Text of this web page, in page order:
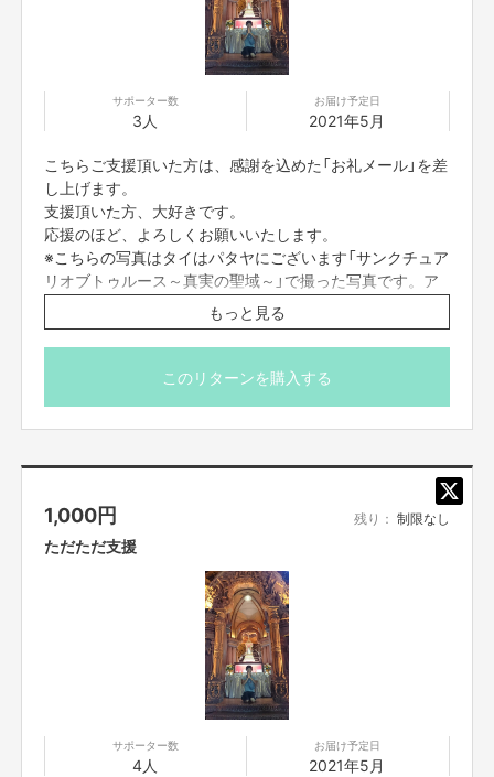
少し僕の過去をお話しさせていただくと、元々、幼い頃に家庭環境が良いと
は言えなかった僕の当時の心の支えが、「キングコングさんの漫才を観て笑
いたので、その一環でこのプロジェクトに手を上げさせていただきました。
供たちに個人的に西野さんの絵本を寄贈しております。
寄贈中の写真がなくてすみません。。
プペル電柱広告の費用(1本分) 70,000円
システム利用料 10,000円
サポーター数
3人
お届け予定日
2021年5月
こちらご支援頂いた方は、感謝を込めた「お礼メール」を差
し上げます。
支援頂いた方、大好きです。
応援のほど、よろしくお願いいたします。
※こちらの写真はタイはパタヤにございます「サンクチュア
リオブトゥルース～真実の聖域～」で撮った写真です。ア
ジアのサクラダファミリアといわれおり、ぜひ一度大切な
方と行ってみてください。
もっと見る
このリターンを購入する
1,000円 残り： 制限なし
ただただ支援
サポーター数
4人
お届け予定日
2021年5月